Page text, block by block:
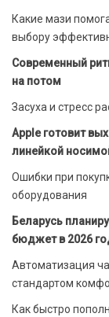
Какие мази
выбору
Современный
на потом
Засуха и стресс
Apple готовит
линейкой
Ошибки при
оборудования
Беларусь
бюджет в 2026
Автоматизация
стандартом
Как быстро